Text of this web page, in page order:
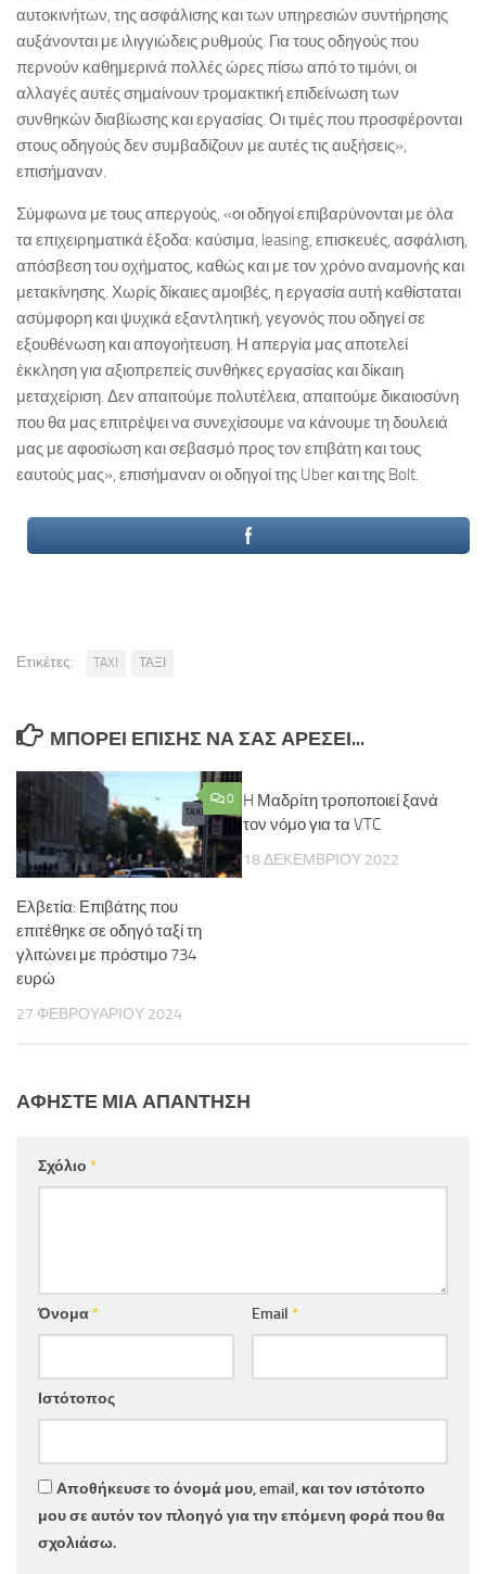
αυτοκινήτων, της ασφάλισης και των υπηρεσιών συντήρησης
αυξάνονται με ιλιγγιώδεις ρυθμούς. Για τους οδηγούς που
περνούν καθημερινά πολλές ώρες πίσω από το τιμόνι, οι
αλλαγές αυτές σημαίνουν τρομακτική επιδείνωση των
συνθηκών διαβίωσης και εργασίας. Οι τιμές που προσφέρονται
στους οδηγούς δεν συμβαδίζουν με αυτές τις αυξήσεις»,
επισήμαναν.
Σύμφωνα με τους απεργούς, «οι οδηγοί επιβαρύνονται με όλα
τα επιχειρηματικά έξοδα: καύσιμα, leasing, επισκευές, ασφάλιση,
απόσβεση του οχήματος, καθώς και με τον χρόνο αναμονής και
μετακίνησης. Χωρίς δίκαιες αμοιβές, η εργασία αυτή καθίσταται
ασύμφορη και ψυχικά εξαντλητική, γεγονός που οδηγεί σε
εξουθένωση και απογοήτευση. Η απεργία μας αποτελεί
έκκληση για αξιοπρεπείς συνθήκες εργασίας και δίκαιη
μεταχείριση. Δεν απαιτούμε πολυτέλεια, απαιτούμε δικαιοσύνη
που θα μας επιτρέψει να συνεχίσουμε να κάνουμε τη δουλειά
μας με αφοσίωση και σεβασμό προς τον επιβάτη και τους
εαυτούς μας», επισήμαναν οι οδηγοί της Uber και της Bolt.
Ετικέτες: TAXI ΤΑΞΙ
ΜΠΟΡΕΊ ΕΠΊΣΗΣ ΝΑ ΣΑΣ ΑΡΈΣΕΙ...
0
Ελβετία: Επιβάτης που
επιτέθηκε σε οδηγό ταξί τη
γλιτώνει με πρόστιμο 734
ευρώ
27 ΦΕΒΡΟΥΑΡΊΟΥ 2024
H Μαδρίτη τροποποιεί ξανά
τον νόμο για τα VTC
18 ΔΕΚΕΜΒΡΊΟΥ 2022
ΑΦΉΣΤΕ ΜΙΑ ΑΠΆΝΤΗΣΗ
Σχόλιο *
Όνομα* Email *
Ιστότοπος
Αποθήκευσε το όνομά μου, email, και τον ιστότοπο
μου σε αυτόν τον πλοηγό για την επόμενη φορά που θα
σχολιάσω.